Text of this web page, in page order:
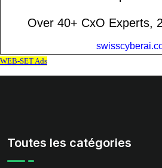
Toutes les catégories